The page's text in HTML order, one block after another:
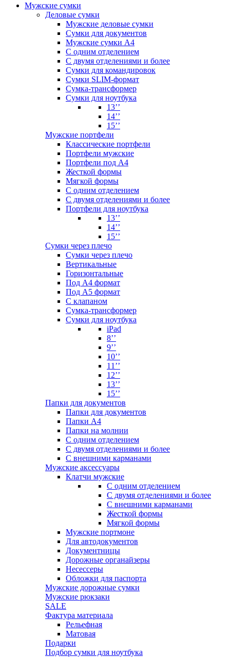
Мужские сумки
Деловые сумки
Мужские деловые сумки
Сумки для документов
Мужские сумки А4
С одним отделением
С двумя отделениями и более
Сумки для командировок
Сумки SLIM-формат
Сумка-трансформер
Сумки для ноутбука
13’’
14’’
15’’
Мужские портфели
Классические портфели
Портфели мужские
Портфели под А4
Жесткой формы
Мягкой формы
С одним отделением
С двумя отделениями и более
Портфели для ноутбука
13’’
14’’
15’’
Сумки через плечо
Сумки через плечо
Вертикальные
Горизонтальные
Под А4 формат
Под А5 формат
С клапаном
Сумка-трансформер
Сумки для ноутбука
iPad
8’’
9’’
10’’
11’’
12’’
13’’
15’’
Папки для документов
Папки для документов
Папки А4
Папки на молнии
С одним отделением
С двумя отделениями и более
С внешними карманами
Мужские аксессуары
Клатчи мужские
С одним отделением
С двумя отделениями и более
С внешними карманами
Жесткой формы
Мягкой формы
Мужские портмоне
Для автодокументов
Документницы
Дорожные органайзеры
Несессеры
Обложки для паспорта
Мужские дорожные сумки
Мужские рюкзаки
SALE
Фактура материала
Рельефная
Матовая
Подарки
Подбор сумки для ноутбука